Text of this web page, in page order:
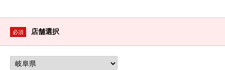
必須 店舗選択